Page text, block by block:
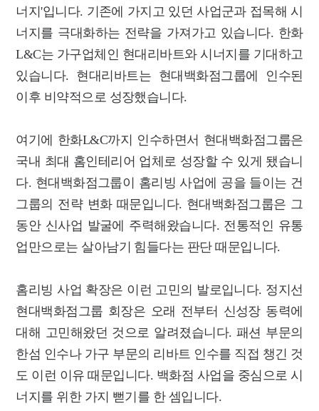
너지'입니다. 기존에 가지고 있던 사업군과 접목해 시
너지를 극대화하는 전략을 가져가고 있습니다. 한화
L&C는 가구업체인 현대리바트와 시너지를 기대하고
있습니다. 현대리바트는 현대백화점그룹에 인수된
이후 비약적으로 성장했습니다.
여기에 한화L&C까지 인수하면서 현대백화점그룹은
국내 최대 홈인테리어 업체로 성장할 수 있게 됐습니
다. 현대백화점그룹이 홈리빙 사업에 공을 들이는 건
그룹의 전략 변화 때문입니다. 현대백화점그룹은 그
동안 신사업 발굴에 주력해왔습니다. 전통적인 유통
업만으로는 살아남기 힘들다는 판단 때문입니다.
홈리빙 사업 확장은 이런 고민의 발로입니다. 정지선
현대백화점그룹 회장은 오래 전부터 신성장 동력에
대해 고민해왔던 것으로 알려졌습니다. 패션 부문의
한섬 인수나 가구 부문의 리바트 인수를 직접 챙긴 것
도 이런 이유 때문입니다. 백화점 사업을 중심으로 시
너지를 위한 가지 뻗기를 한 셈입니다.